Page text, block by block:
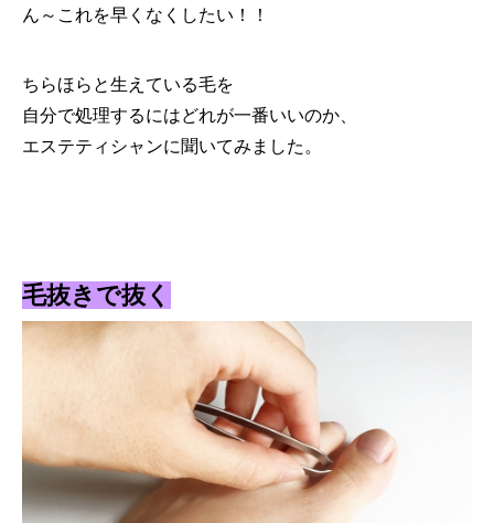
ん～これを早くなくしたい！！
ちらほらと生えている毛を
自分で処理するにはどれが一番いいのか、
エステティシャンに聞いてみました。
毛抜きで抜く